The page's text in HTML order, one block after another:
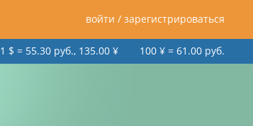
войти / зарегистрироваться
100 ¥ = 61.00 руб.
1 $ = 55.30 руб., 135.00 ¥